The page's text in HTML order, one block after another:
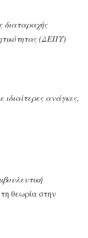
διαταραχής
(ΔΕΠΥ)
ιδιαίτερες ανάγκες,
θεωρία στην